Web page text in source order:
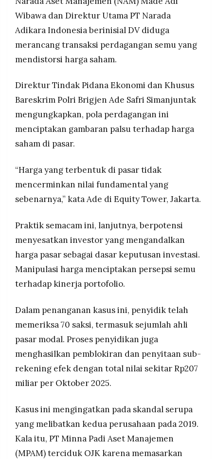
MEDIA
Resolusi.co
-
RESOLUSI
MEDIA
saham semu sehingga menyesatkan investor dan
Wibawa dan Direktur Utama PT Narada
Adikara Indonesia berinisial DV diduga
merancang transaksi perdagangan semu yang
mendistorsi harga saham.
Direktur Tindak Pidana Ekonomi dan Khusus
Bareskrim Polri Brigjen Ade Safri Simanjuntak
mengungkapkan, pola perdagangan ini
menciptakan gambaran palsu terhadap harga
saham di pasar.
“Harga yang terbentuk di pasar tidak
mencerminkan nilai fundamental yang
sebenarnya,” kata Ade di Equity Tower, Jakarta.
Praktik semacam ini, lanjutnya, berpotensi
menyesatkan investor yang mengandalkan
harga pasar sebagai dasar keputusan investasi.
Manipulasi harga menciptakan persepsi semu
terhadap kinerja portofolio.
Dalam penanganan kasus ini, penyidik telah
memeriksa 70 saksi, termasuk sejumlah ahli
pasar modal. Proses penyidikan juga
menghasilkan pemblokiran dan penyitaan sub-
rekening efek dengan total nilai sekitar Rp207
miliar per Oktober 2025.
Kasus ini mengingatkan pada skandal serupa
yang melibatkan kedua perusahaan pada 2019.
Kala itu, PT Minna Padi Aset Manajemen
(MPAM) terciduk OJK karena memasarkan